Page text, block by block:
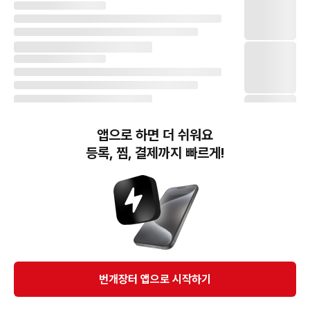
번개장터(주) 사업자정보, 이용약관 및 기타 법적고지
번개장터㈜는 통신판매중개자이며, 통신판매의 당사자가 아닙니다. 전자상거래 등에서의
소비자보호에 관한 법률 등 관련 법령 및 번개장터㈜의 약관에 따라 상품, 상품정보, 거래에 관한 책임은
개별 판매자에게 귀속하고, 번개장터㈜는 원칙적으로 회원간 거래에 대하여 책임을 지지 않습니다.
다만, 번개장터㈜가 직접 판매하는 상품에 대한 책임은 번개장터㈜에게 귀속합니다.
앱으로 하면 더 쉬워요
등록, 찜, 결제까지 빠르게!
번개장터 앱으로 시작하기